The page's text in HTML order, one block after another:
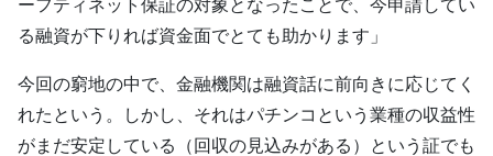
ーフティネット保証の対象となったことで、今申請してい
る融資が下りれば資金面でとても助かります」
今回の窮地の中で、金融機関は融資話に前向きに応じてく
れたという。しかし、それはパチンコという業種の収益性
がまだ安定している（回収の見込みがある）という証でも